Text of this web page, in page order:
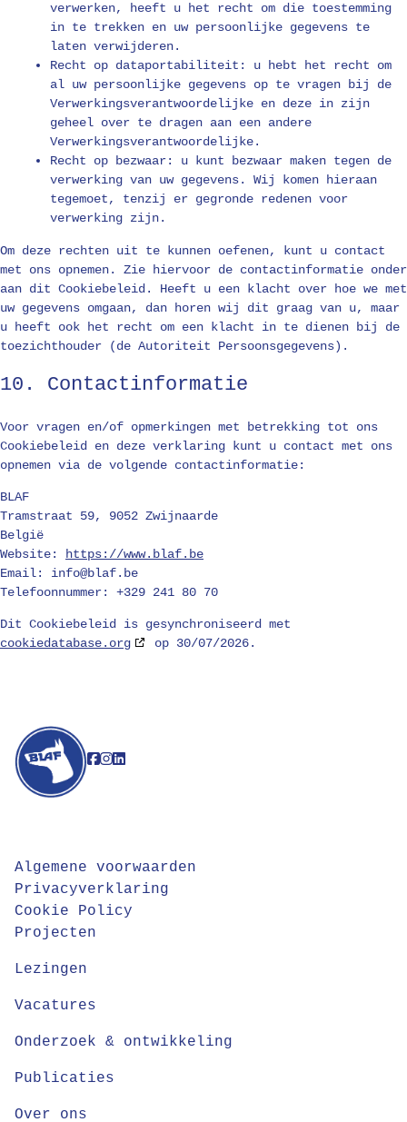
verwerken, heeft u het recht om die toestemming
in te trekken en uw persoonlijke gegevens te
laten verwijderen.
Recht op dataportabiliteit: u hebt het recht om
al uw persoonlijke gegevens op te vragen bij de
Verwerkingsverantwoordelijke en deze in zijn
geheel over te dragen aan een andere
Verwerkingsverantwoordelijke.
Recht op bezwaar: u kunt bezwaar maken tegen de
verwerking van uw gegevens. Wij komen hieraan
tegemoet, tenzij er gegronde redenen voor
verwerking zijn.
Om deze rechten uit te kunnen oefenen, kunt u contact
met ons opnemen. Zie hiervoor de contactinformatie onder
aan dit Cookiebeleid. Heeft u een klacht over hoe we met
uw gegevens omgaan, dan horen wij dit graag van u, maar
u heeft ook het recht om een klacht in te dienen bij de
toezichthouder (de Autoriteit Persoonsgegevens).
10. Contactinformatie
Voor vragen en/of opmerkingen met betrekking tot ons
Cookiebeleid en deze verklaring kunt u contact met ons
opnemen via de volgende contactinformatie:
BLAF
Tramstraat 59, 9052 Zwijnaarde
België
Website:
https://www.blaf.be
Email: info@blaf.be
Telefoonnummer: +329 241 80 70
Dit Cookiebeleid is gesynchroniseerd met
cookiedatabase.org
op 30/07/2026.
Algemene voorwaarden
Privacyverklaring
Cookie Policy
Projecten
Lezingen
Vacatures
Onderzoek & ontwikkeling
Publicaties
Over ons